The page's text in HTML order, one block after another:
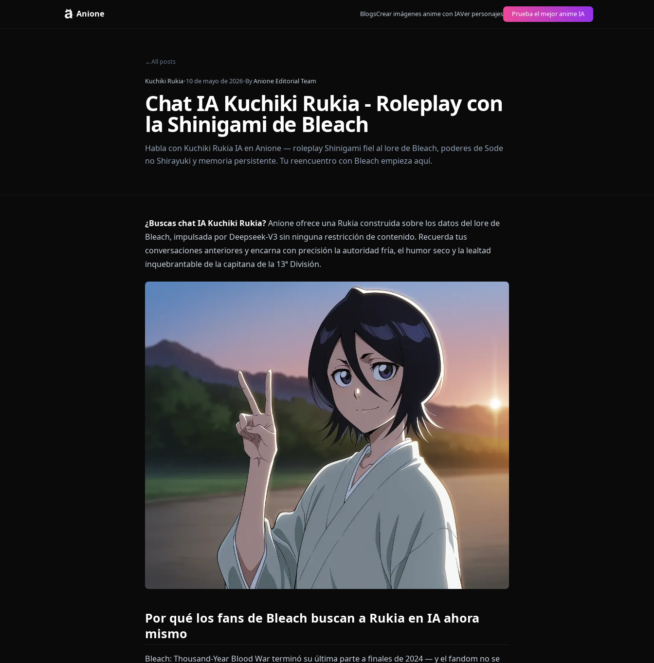
Anione BlogsCrear imágenes anime con IA Ver personajes Prueba el mejor anime IA
Chat IA Kuchiki Rukia - Roleplay con
la Shinigami de Bleach
Habla con Kuchiki Rukia IA en Anione — roleplay Shinigami fiel al lore de Bleach, poderes de Sode
¿Buscas chat IA Kuchiki Rukia?Anione ofrece una Rukia construida sobre los datos del lore de
Bleach, impulsada por Deepseek-V3 sin ninguna restricción de contenido. Recuerda tus
inquebrantable de la capitana de la 13ª División.